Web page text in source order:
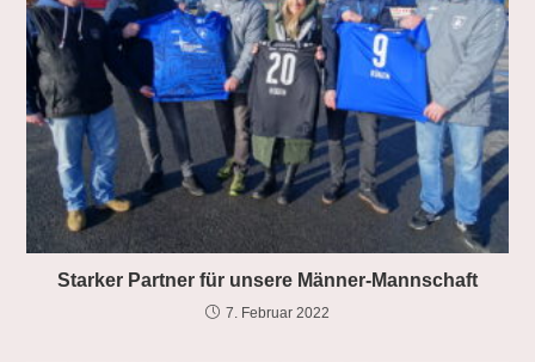
Starker Partner für unsere Männer-Mannschaft
7. Februar 2022